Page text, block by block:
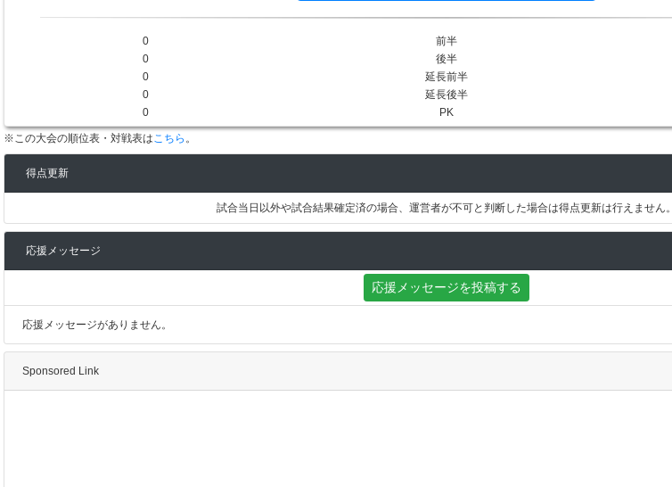
0 前半
0
後半
0
延長前半
0
延長後半
0
PK
※この大会の順位表・対戦表はこちら 。
得点更新
試合当日以外や試合結果確定済の場合、運営者が不可と判断した場合は得点更新は行えません。
応援メッセージ
応援メッセージを投稿する
応援メッセージがありません。
Sponsored Link